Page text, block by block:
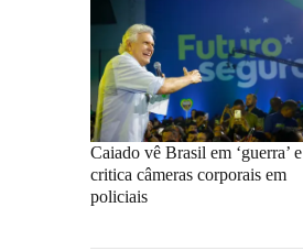
Caiado vê Brasil em ‘guerra’ e
critica câmeras corporais em
policiais